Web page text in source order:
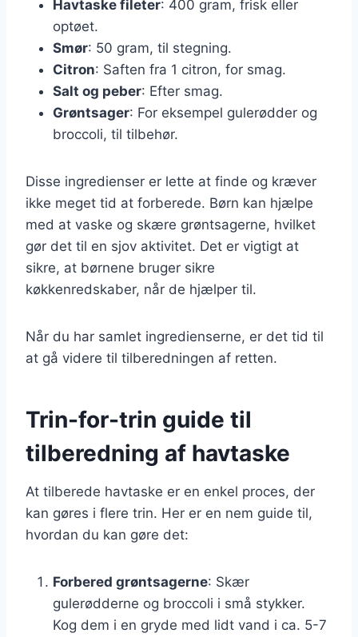
Havtaske fileter: 400 gram, frisk eller
optøet.
Smør: 50 gram, til stegning.
Citron: Saften fra 1 citron, for smag.
Salt og peber: Efter smag.
Grøntsager: For eksempel gulerødder og
broccoli, til tilbehør.
Disse ingredienser er lette at finde og kræver
ikke meget tid at forberede. Børn kan hjælpe
med at vaske og skære grøntsagerne, hvilket
gør det til en sjov aktivitet. Det er vigtigt at
sikre, at børnene bruger sikre
køkkenredskaber, når de hjælper til.
Når du har samlet ingredienserne, er det tid til
at gå videre til tilberedningen af retten.
Trin-for-trin guide til
tilberedning af havtaske
At tilberede havtaske er en enkel proces, der
kan gøres i flere trin. Her er en nem guide til,
hvordan du kan gøre det:
Forbered grøntsagerne: Skær
gulerødderne og broccoli i små stykker.
Kog dem i en gryde med lidt vand i ca. 5-7